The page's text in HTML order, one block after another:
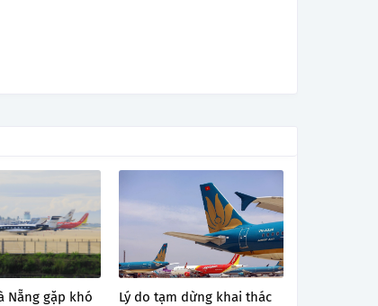
Nẵng gặp khó
Lý do tạm dừng khai thác